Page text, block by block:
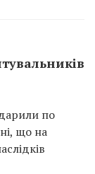
по
що на